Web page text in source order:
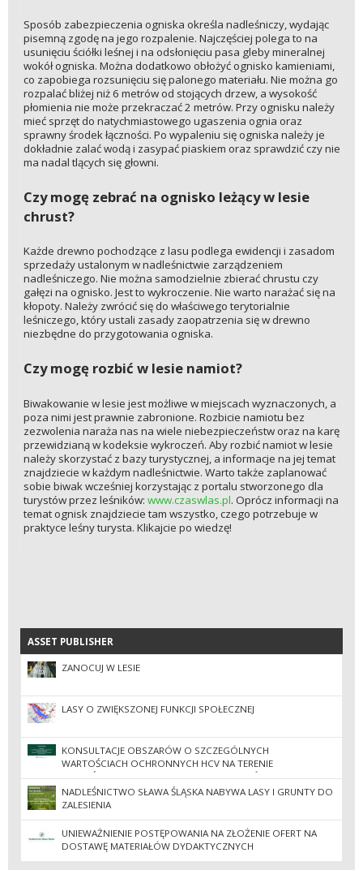
Sposób zabezpieczenia ogniska określa nadleśniczy, wydając
pisemną zgodę na jego rozpalenie. Najczęściej polega to na
usunięciu ściółki leśnej i na odsłonięciu pasa gleby mineralnej
wokół ogniska. Można dodatkowo obłożyć ognisko kamieniami,
co zapobiega rozsunięciu się palonego materiału. Nie można go
rozpalać bliżej niż 6 metrów od stojących drzew, a wysokość
płomienia nie może przekraczać 2 metrów. Przy ognisku należy
mieć sprzęt do natychmiastowego ugaszenia ognia oraz
sprawny środek łączności. Po wypaleniu się ogniska należy je
dokładnie zalać wodą i zasypać piaskiem oraz sprawdzić czy nie
ma nadal tlących się głowni.
Czy mogę zebrać na ognisko leżący w lesie
chrust?
Każde drewno pochodzące z lasu podlega ewidencji i zasadom
sprzedaży ustalonym w nadleśnictwie zarządzeniem
nadleśniczego. Nie można samodzielnie zbierać chrustu czy
gałęzi na ognisko. Jest to wykroczenie. Nie warto narażać się na
kłopoty. Należy zwrócić się do właściwego terytorialnie
leśniczego, który ustali zasady zaopatrzenia się w drewno
niezbędne do przygotowania ogniska.
Czy mogę rozbić w lesie namiot?
Biwakowanie w lesie jest możliwe w miejscach wyznaczonych, a
poza nimi jest prawnie zabronione. Rozbicie namiotu bez
zezwolenia naraża nas na wiele niebezpieczeństw oraz na karę
przewidzianą w kodeksie wykroczeń. Aby rozbić namiot w lesie
należy skorzystać z bazy turystycznej, a informacje na jej temat
znajdziecie w każdym nadleśnictwie. Warto także zaplanować
sobie biwak wcześniej korzystając z portalu stworzonego dla
turystów przez leśników: www.czaswlas.pl. Oprócz informacji na
temat ognisk znajdziecie tam wszystko, czego potrzebuje w
praktyce leśny turysta. Klikajcie po wiedzę!
ASSET PUBLISHER
ASSET PUBLISHER
ZANOCUJ W LESIE
LASY O ZWIĘKSZONEJ FUNKCJI SPOŁECZNEJ
KONSULTACJE OBSZARÓW O SZCZEGÓLNYCH
WARTOŚCIACH OCHRONNYCH HCV NA TERENIE
NADLEŚNICTW REGIONALNEJ DYREKCJI LASÓW
PAŃSTWOWYCH W ZIELONEJ GÓRZE
NADLEŚNICTWO SŁAWA ŚLĄSKA NABYWA LASY I GRUNTY DO
ZALESIENIA
UNIEWAŻNIENIE POSTĘPOWANIA NA ZŁOŻENIE OFERT NA
DOSTAWĘ MATERIAŁÓW DYDAKTYCZNYCH